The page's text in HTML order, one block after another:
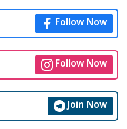
Follow Now
Follow Now
Join Now